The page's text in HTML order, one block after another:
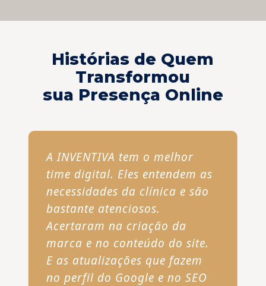
Histórias de Quem
Transformou
sua Presença Online
A INVENTIVA tem o melhor
time digital. Eles entendem as
necessidades da clínica e são
bastante atenciosos.
Acertaram na criação da
marca e no conteúdo do site.
E as atualizações que fazem
no perfil do Google e no SEO